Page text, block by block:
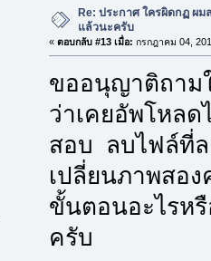
Re: ประกาศ ใครผิดกฏ ผม
แล้วนะครับ
« ตอบกลับ #13 เมื่อ: กรกฎาคม 04,
ขออนุญาติถาม
ว่าเคยอัพโหล
สอบ ลบไฟล์ที่ล
เปลี่ยนภาพสอ
ขั้นตอนอะไรห
ครับ